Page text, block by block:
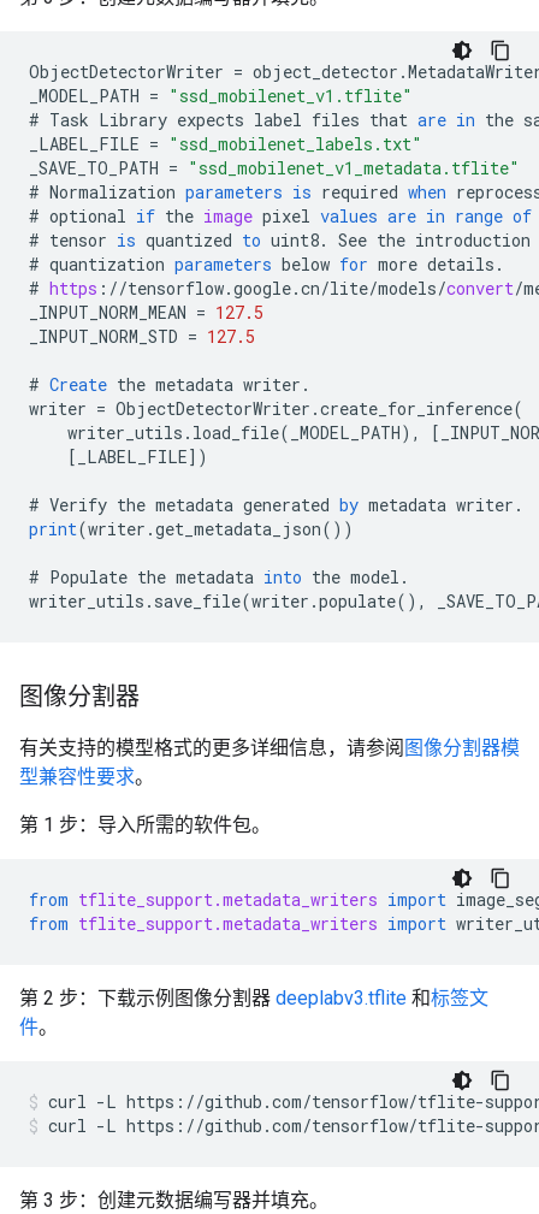
ObjectDetectorWriter = object_detector .
_MODEL_PATH = "ssd_mobilenet_v1.tflite"
# Task Library expects label files that are in the
_LABEL_FILE = "ssd_mobilenet_labels.txt"
_SAVE_TO_PATH = "ssd_mobilenet_v1_metadata.tflite"
# Normalization parameters is required when
# optional if the image pixel values are in range of
# tensor is quantized to uint8. See the introduction
# quantization parameters below for more details .
# https : //tensorflow.google.cn/lite/models/convert/
_INPUT_NORM_MEAN = 127.5
_INPUT_NORM_STD = 127.5
# Create the metadata writer .
writer = ObjectDetectorWriter .create_for_inference(
writer_utils . load_file( _MODEL_PATH), [
[ _LABEL_FILE] )
# Verify the metadata generated by metadata writer .
print(writer .get_metadata_json())
# Populate the metadata into the model .
writer_utils . save_file(writer .populate(),
图像分割器
有关支持的模型格式的更多详细信息，请参阅 图像分割器模
型兼容性要求。
第 1 步：导入所需的软件包。
from tflite_support.metadata_writers import
from tflite_support.metadata_writers import
第 2 步：下载示例图像分割器 deeplabv3.tflite 和标签文
件。
curl -L https://github.com/tensorflow/tflite-
curl -L https://github.com/tensorflow/tflite-
第 3 步：创建元数据编写器并填充。